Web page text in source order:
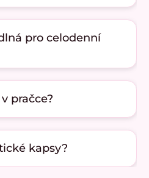
pro celodenní
pračce?
kapsy?